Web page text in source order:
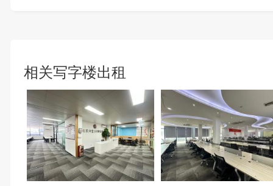
相关写字楼出租